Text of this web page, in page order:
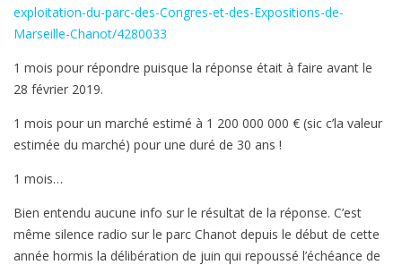
exploitation-du-parc-des-Congres-et-des-Expositions-de-
Marseille-Chanot/4280033
1 mois pour répondre puisque la réponse était à faire avant le
28 février 2019.
1 mois pour un marché estimé à 1 200 000 000 € (sic c’la valeur
estimée du marché) pour une duré de 30 ans !
1 mois…
Bien entendu aucune info sur le résultat de la réponse. C’est
même silence radio sur le parc Chanot depuis le début de cette
année hormis la délibération de juin qui repoussé l’échéance de